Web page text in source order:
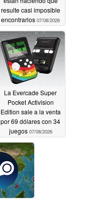
resulte casi imposible
encontrarlos 07/08/2026
La Evercade Super
Pocket Activision
Edition sale a la venta
por 69 dólares con 34
juegos 07/08/2026